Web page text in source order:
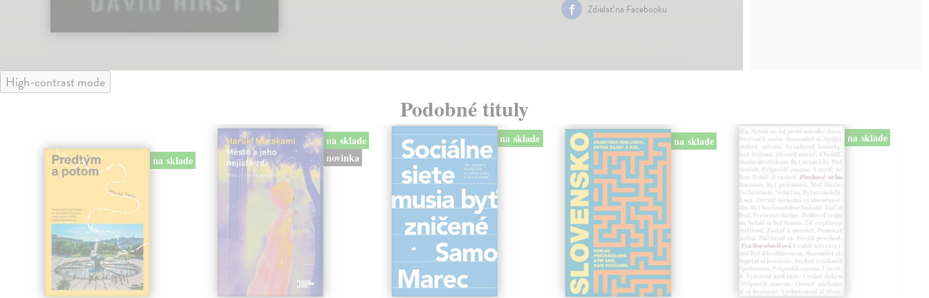
Zdielať na Facebooku
High-contrast mode
Podobné tituly
na sklade
na sklade
novinka
na sklade na sklade na sklade